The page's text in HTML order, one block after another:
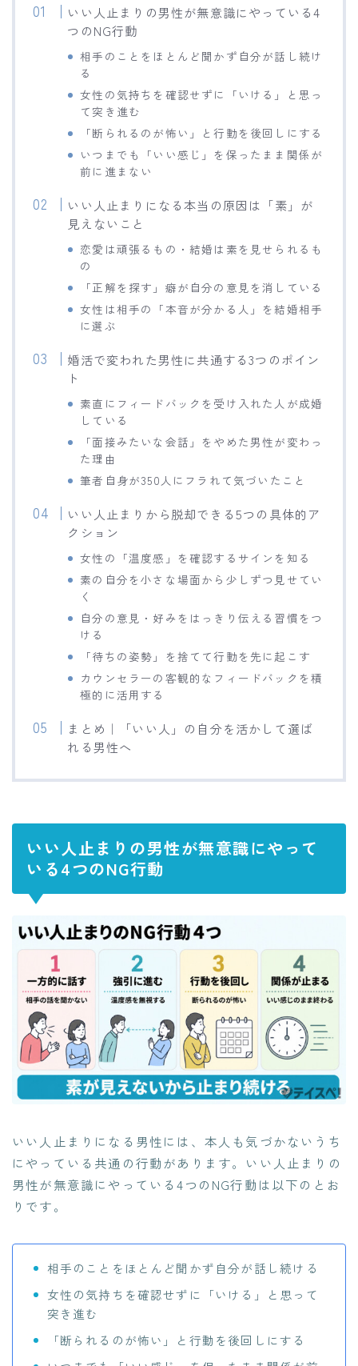
いい人止まりの男性が無意識にやっている4
つのNG行動
相手のことをほとんど聞かず自分が話し続け
る
女性の気持ちを確認せずに「いける」と思っ
て突き進む
「断られるのが怖い」と行動を後回しにする
いつまでも「いい感じ」を保ったまま関係が
前に進まない
いい人止まりになる本当の原因は「素」が
見えないこと
恋愛は頑張るもの・結婚は素を見せられるも
の
「正解を探す」癖が自分の意見を消している
女性は相手の「本音が分かる人」を結婚相手
に選ぶ
婚活で変われた男性に共通する3つのポイン
ト
素直にフィードバックを受け入れた人が成婚
している
「面接みたいな会話」をやめた男性が変わっ
た理由
筆者自身が350人にフラれて気づいたこと
いい人止まりから脱却できる5つの具体的ア
クション
女性の「温度感」を確認するサインを知る
素の自分を小さな場面から少しずつ見せてい
く
自分の意見・好みをはっきり伝える習慣をつ
ける
「待ちの姿勢」を捨てて行動を先に起こす
カウンセラーの客観的なフィードバックを積
極的に活用する
まとめ｜「いい人」の自分を活かして選ば
れる男性へ
いい人止まりの男性が無意識にやって
いる4つのNG行動
いい人止まりになる男性には、本人も気づかないうち
にやっている共通の行動があります。いい人止まりの
男性が無意識にやっている4つのNG行動は以下のとお
りです。
相手のことをほとんど聞かず自分が話し続ける
女性の気持ちを確認せずに「いける」と思って
突き進む
「断られるのが怖い」と行動を後回しにする